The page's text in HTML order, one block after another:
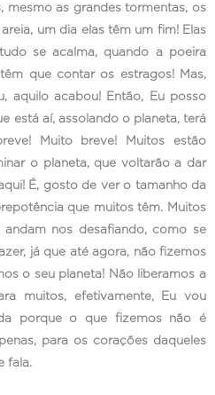
mesmo as grandes tormentas, os
um dia elas têm um fim! Elas
se acalma, quando a poeira
que contar os estragos! Mas,
aquilo acabou! Então, Eu posso
está aí, assolando o planeta, terá
Muito breve! Muitos estão
o planeta, que voltarão a dar
É, gosto de ver o tamanho da
que muitos têm. Muitos
nos desafiando, como se
já que até agora, não fizemos
o seu planeta! Não liberamos a
muitos, efetivamente, Eu vou
porque o que fizemos não é
para os corações daqueles
fala.